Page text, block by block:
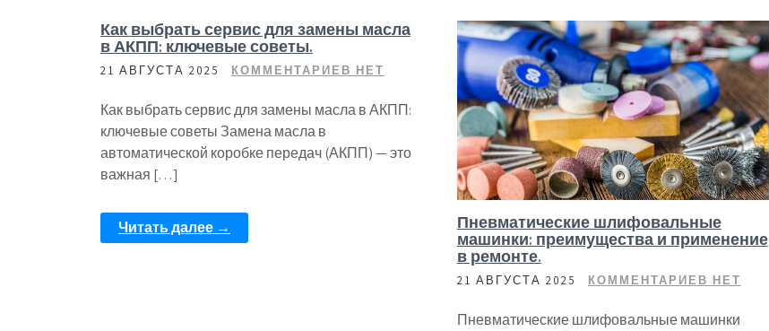
Как выбрать сервис для замены масла
в АКПП: ключевые советы.
21 АВГУСТА 2025 КОММЕНТАРИЕВ НЕТ
Как выбрать сервис для замены масла в АКПП:
ключевые советы Замена масла в
автоматической коробке передач (АКПП) — это
важная […]
Читать далее →
Пневматические шлифовальные
машинки: преимущества и применение
в ремонте.
21 АВГУСТА 2025 КОММЕНТАРИЕВ НЕТ
Пневматические шлифовальные машинки